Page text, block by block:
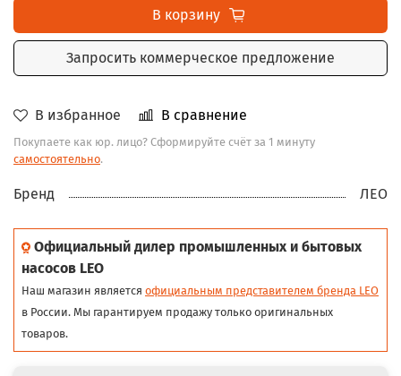
В избранное В сравнение
Покупаете как юр. лицо? Сформируйте счёт за 1 минуту
самостоятельно.
В корзину
Запросить коммерческое предложение
Бренд ЛЕО
Официальный дилер промышленных и бытовых
насосов LEO
Наш магазин является официальным представителем бренда LEO
в России. Мы гарантируем продажу только оригинальных
товаров.